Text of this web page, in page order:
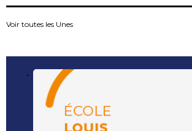
Voir toutes les Unes